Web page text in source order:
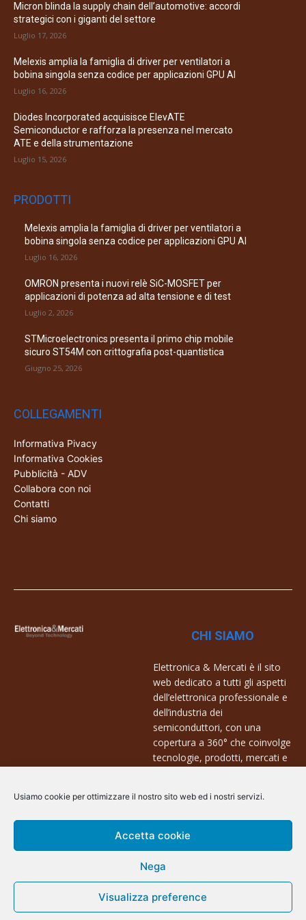
Usiamo cookie per ottimizzare il nostro sito web ed i nostri servizi.
Accetta cookie
Nega
Visualizza preference
Micron blinda la supply chain dell’automotive: accordi
strategici con i giganti del settore
Luglio 17, 2026
Melexis amplia la famiglia di driver per ventilatori a
bobina singola senza codice per applicazioni GPU AI
Luglio 16, 2026
Diodes Incorporated acquisisce ElevATE
Semiconductor e rafforza la presenza nel mercato
ATE e della strumentazione
Luglio 15, 2026
PRODOTTI
Melexis amplia la famiglia di driver per ventilatori a
bobina singola senza codice per applicazioni GPU AI
Luglio 16, 2026
OMRON presenta i nuovi relè SiC-MOSFET per
applicazioni di potenza ad alta tensione e di test
Luglio 2, 2026
STMicroelectronics presenta il primo chip mobile
sicuro ST54M con crittografia post-quantistica
Giugno 25, 2026
COLLEGAMENTI
Informativa Pivacy
Informativa Cookies
Pubblicità - ADV
Collabora con noi
Contatti
Chi siamo
CHI SIAMO
Elettronica & Mercati è il sito
web dedicato a tutti gli aspetti
dell’elettronica professionale e
dell’industria dei
semiconduttori, con una
copertura a 360° che coinvolge
tecnologie, prodotti, mercati e
Contatti:
info@arscommunication.it
@ArsCommunication 2023